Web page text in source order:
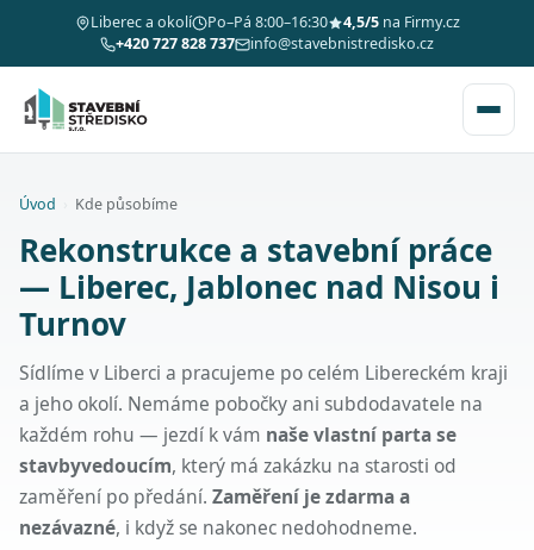
Liberec a okolí Po–Pá 8:00–16:30 4,5/5na Firmy.cz
+420 727 828 737
info@stavebnistredisko.cz
Úvod Kde působíme
Rekonstrukce a stavební práce
— Liberec, Jablonec nad Nisou i
Turnov
Sídlíme v Liberci a pracujeme po celém Libereckém kraji
a jeho okolí. Nemáme pobočky ani subdodavatele na
každém rohu — jezdí k vám naše vlastní parta se
stavbyvedoucím, který má zakázku na starosti od
zaměření po předání. Zaměření je zdarma a
nezávazné, i když se nakonec nedohodneme.